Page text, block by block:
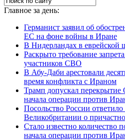
Главное за день:
Германист заявил об
ЕС на фоне войны в Иране
В Нидерландах в еврейской
Раскрыто требование
участников СВО
В Абу-Даби арестовали
время конфликта с Ираном
Трамп допускал перекрытие
начала операции против
Посольство России ответило
Великобритании о
Стало известно
начала операции против